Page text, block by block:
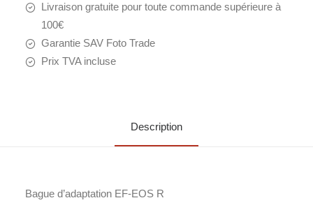
Livraison gratuite pour toute commande supérieure à
100€
Garantie SAV Foto Trade
Prix TVA incluse
Description
Bague d’adaptation EF-EOS R